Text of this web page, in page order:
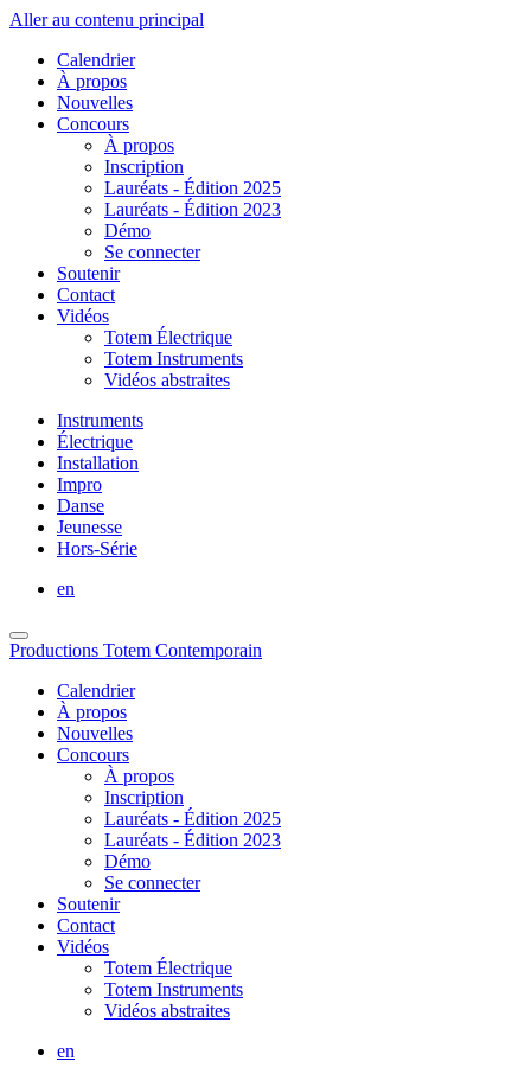
Aller au contenu principal
Calendrier
À propos
Nouvelles
Concours
À propos
Inscription
Lauréats - Édition 2025
Lauréats - Édition 2023
Démo
Se connecter
Soutenir
Contact
Vidéos
Totem Électrique
Totem Instruments
Vidéos abstraites
Instruments
Électrique
Installation
Impro
Danse
Jeunesse
Hors-Série
en
Productions Totem Contemporain
Calendrier
À propos
Nouvelles
Concours
À propos
Inscription
Lauréats - Édition 2025
Lauréats - Édition 2023
Démo
Se connecter
Soutenir
Contact
Vidéos
Totem Électrique
Totem Instruments
Vidéos abstraites
en